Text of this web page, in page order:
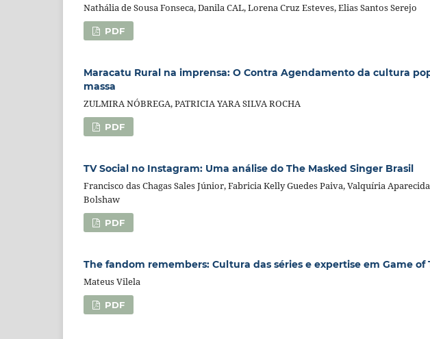
Nathália de Sousa Fonseca, Danila CAL, Lorena Cruz Esteves, Elias Santos Serejo
PDF
Maracatu Rural na imprensa: O Contra Agendamento da cultura
massa
ZULMIRA NÓBREGA, PATRICIA YARA SILVA ROCHA
PDF
TV Social no Instagram: Uma análise do The Masked Singer Brasil
Francisco das Chagas Sales Júnior, Fabricia Kelly Guedes Paiva, Valquíria
Bolshaw
PDF
The fandom remembers: Cultura das séries e expertise em Game of
Mateus Vilela
PDF